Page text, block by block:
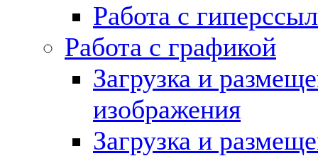
Работа с
Работа с графикой
Загрузка и
изображения
Загрузка и